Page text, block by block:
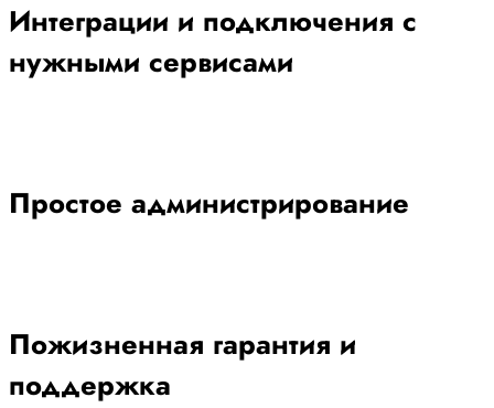
Интеграции и подключения с
нужными сервисами
Простое администрирование
Пожизненная гарантия и
поддержка